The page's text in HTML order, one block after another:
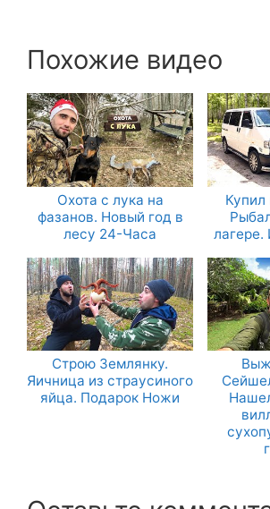
Похожие видео
Охота с лука на
фазанов. Новый год в
лесу 24-Часа
лагере.
Строю Землянку.
Яичница из страусиного
яйца. Подарок Ножи